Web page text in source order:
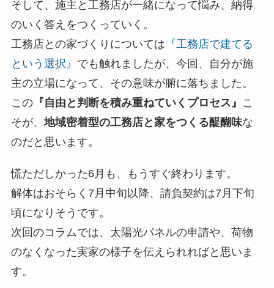
そして、施主と工務店が一緒になって悩み、納得
のいく答えをつくっていく。
工務店との家づくりについては 『工務店で建てる
という選択』 でも触れましたが、今回、自分が施
主の立場になって、その意味が腑に落ちました。
この『自由と判断を積み重ねていくプロセス』 こ
そが、地域密着型の工務店と家をつくる醍醐味な
のだと思います。
慌ただしかった6月も、もうすぐ終わります。
解体はおそらく7月中旬以降、請負契約は7月下旬
頃になりそうです。
次回のコラムでは、太陽光パネルの申請や、荷物
のなくなった実家の様子を伝えられればと思いま
す。